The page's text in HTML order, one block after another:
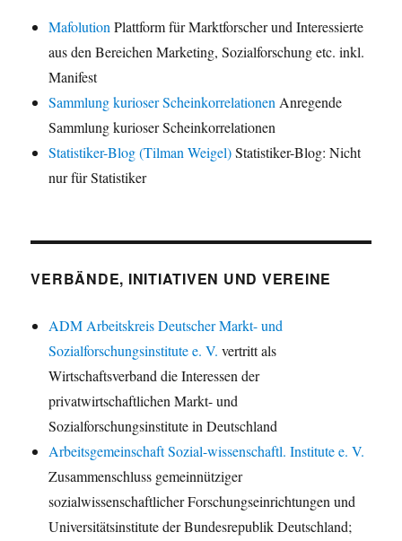
Mafolution Plattform für Marktforscher und Interessierte
aus den Bereichen Marketing, Sozialforschung etc. inkl.
Manifest
Sammlung kurioser Scheinkorrelationen Anregende
Sammlung kurioser Scheinkorrelationen
Statistiker-Blog (Tilman Weigel)Statistiker-Blog: Nicht
nur für Statistiker
VERBÄNDE, INITIATIVEN UND VEREINE
ADM Arbeitskreis Deutscher Markt- und
Sozialforschungsinstitute e. V. vertritt als
Wirtschaftsverband die Interessen der
privatwirtschaftlichen Markt- und
Sozialforschungsinstitute in Deutschland
Arbeitsgemeinschaft Sozial-wissenschaftl. Institute e. V.
Zusammenschluss gemeinnütziger
sozialwissenschaftlicher Forschungseinrichtungen und
Universitätsinstitute der Bundesrepublik Deutschland;